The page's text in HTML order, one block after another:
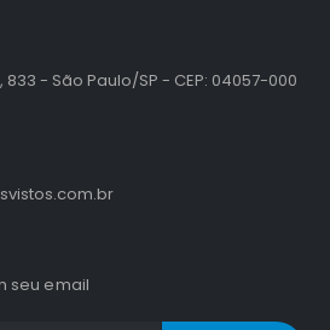
- São Paulo/SP - CEP: 04057-000
seu email